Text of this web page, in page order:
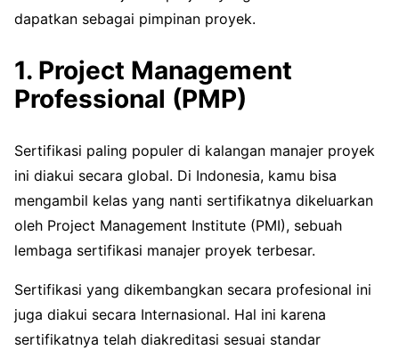
dapatkan sebagai pimpinan proyek.
1. Project Management
Professional (PMP)
Sertifikasi paling populer di kalangan manajer proyek
ini diakui secara global. Di Indonesia, kamu bisa
mengambil kelas yang nanti sertifikatnya dikeluarkan
oleh Project Management Institute (PMI), sebuah
lembaga sertifikasi manajer proyek terbesar.
Sertifikasi yang dikembangkan secara profesional ini
juga diakui secara Internasional. Hal ini karena
sertifikatnya telah diakreditasi sesuai standar